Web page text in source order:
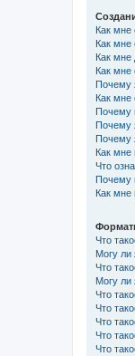
Как мне
Как мне
Как мне
Как мне
Почему
Как мне
Почему
Почему
Почему
Как мне
Что
Почему
Как мне
Что
Могу ли
Что
Могу ли
Что
Что
Что
Что
Что